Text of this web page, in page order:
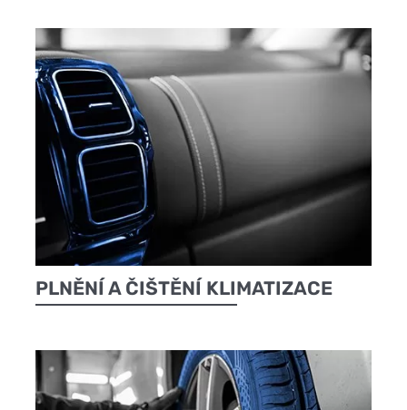
PLNĚNÍ A ČIŠTĚNÍ KLIMATIZACE